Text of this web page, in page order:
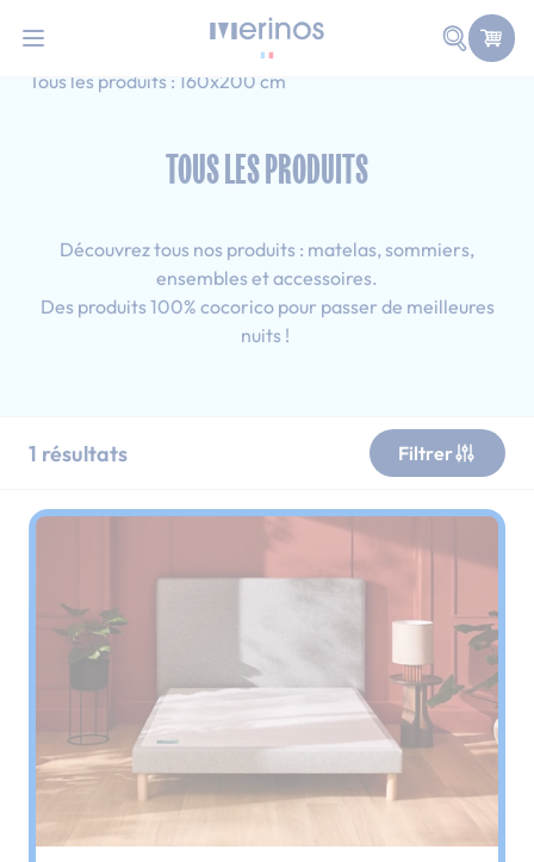
Faire
Accueil
Ado
Tous les produits : 160x200 cm
TOUS LES PRODUITS
Découvrez tous nos produits : matelas, sommiers,
ensembles et accessoires.
Des produits 100% cocorico pour passer de meilleures
nuits !
1 résultats Filtrer